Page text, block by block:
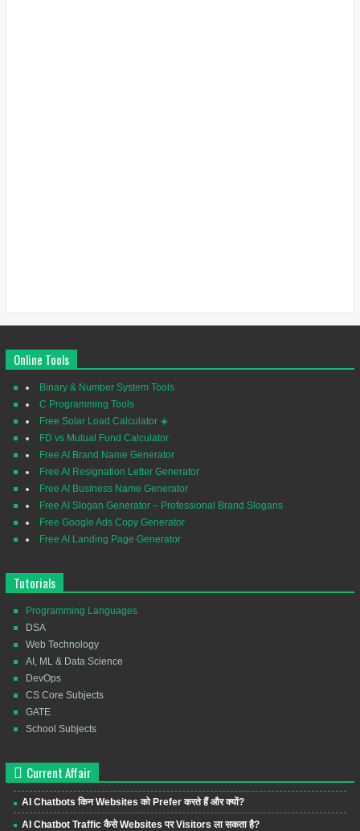
Online Tools
Binary & Number System Tools
C Programming Tools
Free Solar Load Calculator ☀️
FD vs Mutual Fund Calculator
Free AI Brand Name Generator
Free AI Resignation Letter Generator
Free AI Business Name Generator
Free AI Slogan Generator – Professional Brand Slogans
Free Google Ads Copy Generator
Free AI Landing Page Generator
Tutorials
Programming Languages
DSA
Web Technology
AI, ML & Data Science
DevOps
CS Core Subjects
GATE
School Subjects
Current Affair
AI Chatbots किन Websites को Prefer करते हैं और क्यों?
AI Chatbot Traffic कैसे Websites पर Visitors ला सकता है?